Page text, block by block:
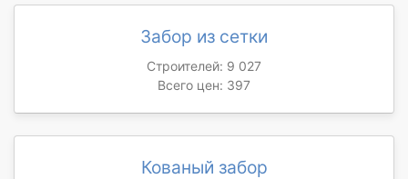
Забор из сетки
Строителей: 9 027
Всего цен: 397
Кованый забор